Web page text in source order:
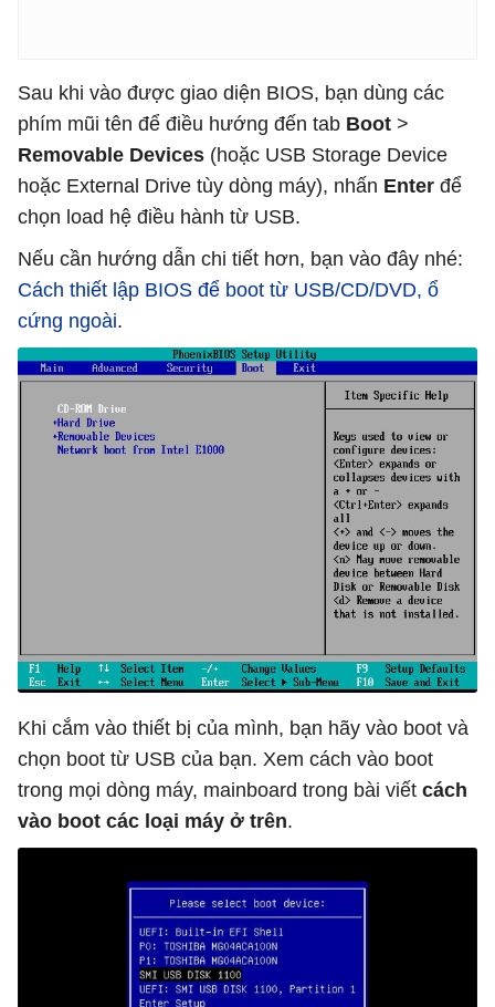
Sau khi vào được giao diện BIOS, bạn dùng các
phím mũi tên để điều hướng đến tab Boot >
Removable Devices (hoặc USB Storage Device
hoặc External Drive tùy dòng máy), nhấn Enter để
chọn load hệ điều hành từ USB.
Nếu cần hướng dẫn chi tiết hơn, bạn vào đây nhé:
Cách thiết lập BIOS để boot từ USB/CD/DVD, ổ
cứng ngoài.
Khi cắm vào thiết bị của mình, bạn hãy vào boot và
chọn boot từ USB của bạn. Xem cách vào boot
trong mọi dòng máy, mainboard trong bài viết cách
vào boot các loại máy ở trên.